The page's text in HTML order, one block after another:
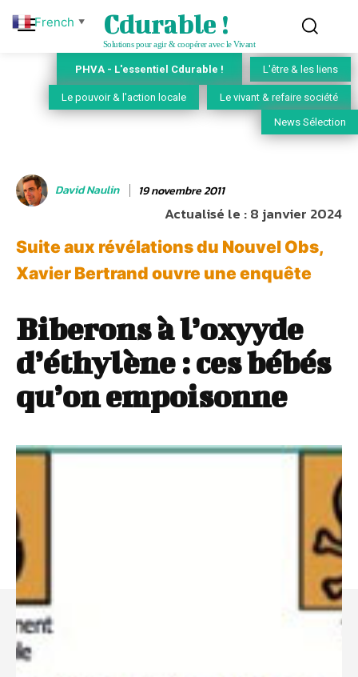
Cdurable !
Solutions pour agir & coopérer avec le Vivant
PHVA - L'essentiel Cdurable ! L'être & les liens
Le pouvoir & l'action locale Le vivant & refaire société
News Sélection
David Naulin 19 novembre 2011
Actualisé le :8 janvier 2024
Suite aux révélations du Nouvel Obs,
Xavier Bertrand ouvre une enquête
Biberons à l’oxyyde
d’éthylène : ces bébés
qu’on empoisonne
French ▼